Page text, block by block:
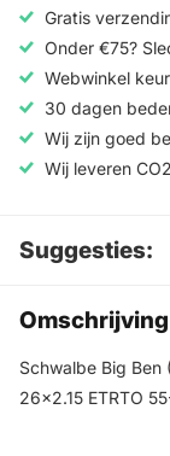
Gratis
Onder €75?
Webwinkel
30 dagen
Wij zijn goed
Wij leveren
Suggesties:
Omschrijving
Schwalbe Big Ben
26x2.15 ETRTO